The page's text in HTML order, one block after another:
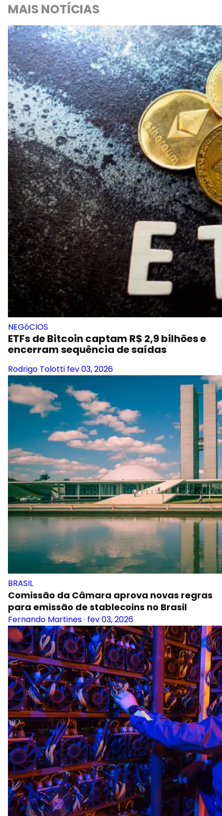
MAIS NOTÍCIAS
NEGóCIOS
ETFs de Bitcoin captam R$ 2,9 bilhões e
encerram sequência de saídas
Rodrigo Tolotti fev 03, 2026
BRASIL
Comissão da Câmara aprova novas regras
para emissão de stablecoins no Brasil
Fernando Martines· fev 03, 2026